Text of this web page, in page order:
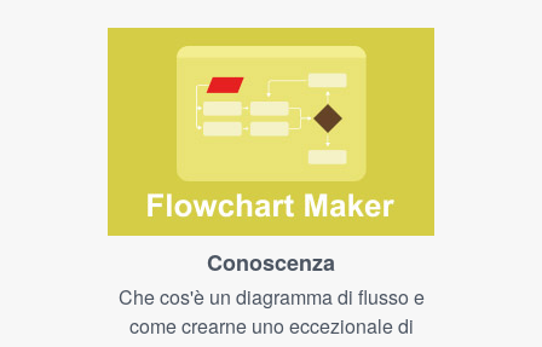
Conoscenza
Che cos'è un diagramma di flusso e
come crearne uno eccezionale di